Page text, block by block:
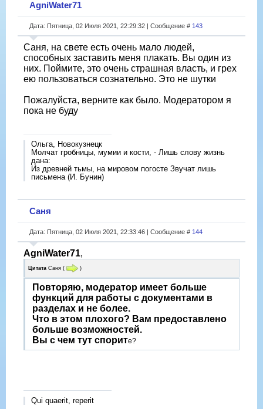
AgniWater71
Дата: Пятница, 02 Июля 2021, 22:29:32 | Сообщение # 143
Саня, на свете есть очень мало людей,
способных заставить меня плакать. Вы один из
них. Поймите, это очень страшная власть, и грех
ею пользоваться сознательно. Это не шутки
Пожалуйста, верните как было. Модератором я
пока не буду
Ольга, Новокузнецк
Молчат гробницы, мумии и кости, - Лишь слову жизнь
дана:
Из древней тьмы, на мировом погосте Звучат лишь
письмена (И. Бунин)
Саня
Дата: Пятница, 02 Июля 2021, 22:33:46 | Сообщение # 144
AgniWater71,
Цитата Саня ( )
Повторяю, модератор имеет больше
функций для работы с документами в
разделах и не более.
Что в этом плохого? Вам предоставлено
больше возможностей.
Вы с чем тут спорите?
Qui quaerit, reperit